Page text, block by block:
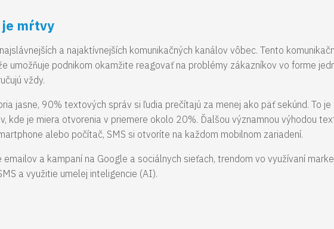
je mŕtvy
a najaktívnejších komunikačných kanálov vôbec. Tento
umožňuje podnikom okamžite reagovať na problémy zákazníkov vo forme
vždy.
jasne, 90% textových správ si ľudia prečítajú za menej ako päť sekúnd. To
kde je miera otvorenia v priemere okolo 20%. Ďalšou významnou výhodou
alebo počítač, SMS si otvoríte na každom mobilnom zariadení.
a kampaní na Google a sociálnych sieťach, trendom vo využívaní
a využitie umelej inteligencie (AI).